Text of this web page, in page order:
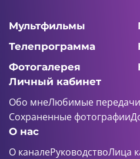
Мультфильмы
Телепрограмма
Фотогалерея
Личный кабинет
Обо мнеЛюбимые передачи
Сохраненные фотографии
О нас
О каналеРуководствоЛица